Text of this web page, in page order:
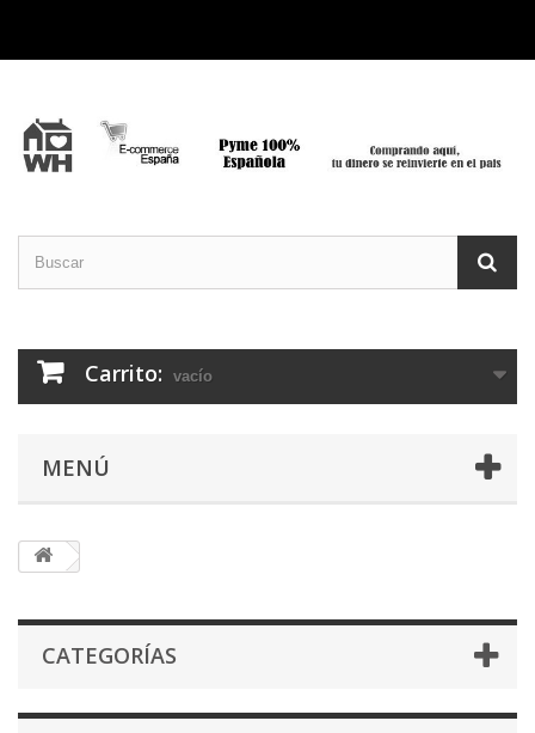
Carrito: vacío
MENÚ
CATEGORÍAS